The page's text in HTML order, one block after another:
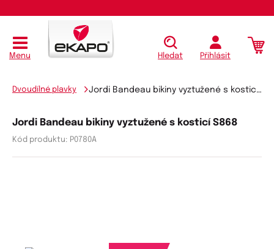
Menu Hledat Přihlásit
Dvoudílné plavky Jordi Bandeau bikiny vyztužené s kosticí S868
Jordi Bandeau bikiny vyztužené s kosticí S868
Kód produktu: P0780A